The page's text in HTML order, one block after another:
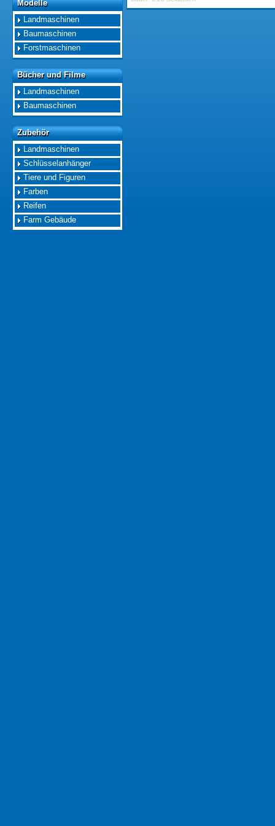
Modelle
Modelle
Landmaschinen
Baumaschinen
Forstmaschinen
Bücher und Filme
Bücher und Filme
Landmaschinen
Baumaschinen
Zubehör
Zubehör
Landmaschinen
Schlüsselanhänger
Tiere und Figuren
Farben
Reifen
Farm Gebäude